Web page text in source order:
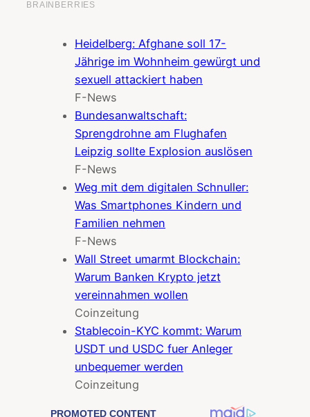
Heidelberg: Afghane soll 17-
Jährige im Wohnheim gewürgt und
sexuell attackiert haben
F-News
Bundesanwaltschaft:
Sprengdrohne am Flughafen
Leipzig sollte Explosion auslösen
F-News
Weg mit dem digitalen Schnuller:
Was Smartphones Kindern und
Familien nehmen
F-News
Wall Street umarmt Blockchain:
Warum Banken Krypto jetzt
vereinnahmen wollen
Coinzeitung
Stablecoin-KYC kommt: Warum
USDT und USDC fuer Anleger
unbequemer werden
Coinzeitung